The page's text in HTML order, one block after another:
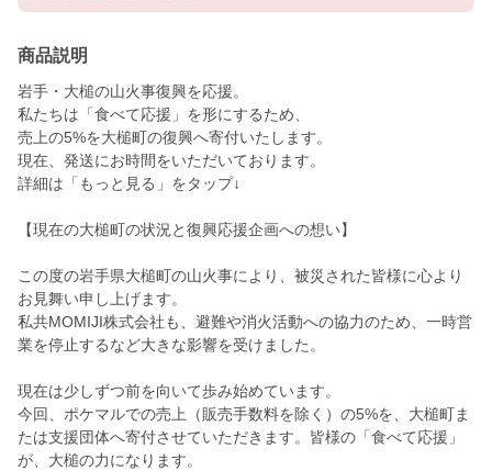
商品説明
岩手・大槌の山火事復興を応援。
私たちは「食べて応援」を形にするため、
売上の5%を大槌町の復興へ寄付いたします。
現在、発送にお時間をいただいております。
詳細は「もっと見る」をタップ↓
【現在の大槌町の状況と復興応援企画への想い】
この度の岩手県大槌町の山火事により、被災された皆様に心より
お見舞い申し上げます。
私共MOMIJI株式会社も、避難や消火活動への協力のため、一時営
業を停止するなど大きな影響を受けました。
現在は少しずつ前を向いて歩み始めています。
今回、ポケマルでの売上（販売手数料を除く）の5%を、大槌町ま
たは支援団体へ寄付させていただきます。皆様の「食べて応援」
が、大槌の力になります。